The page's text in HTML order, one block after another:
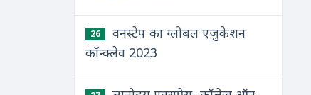
26
वनस्टेप का ग्लोबल एजुकेशन
कॉन्क्लेव 2023